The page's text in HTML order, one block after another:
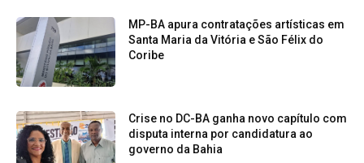
MP-BA apura contratações artísticas em
Santa Maria da Vitória e São Félix do
Coribe
Crise no DC-BA ganha novo capítulo com
disputa interna por candidatura ao
governo da Bahia